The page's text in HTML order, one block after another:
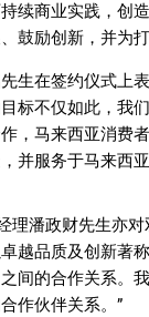
续商业实践，创
鼓励创新，并为
生在签约仪式上
标不仅如此，我
，马来西亚消费
并服务于马来西
理潘政财先生亦
越品质及创新著
间的合作关系。
作伙伴关系。”